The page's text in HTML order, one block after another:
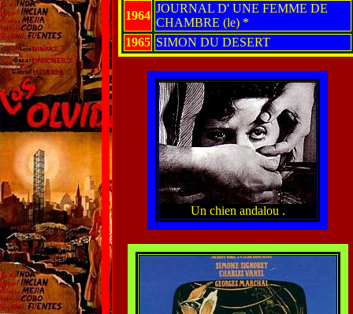
1964
JOURNAL D' UNE FEMME DE
CHAMBRE (le) *
1965 SIMON DU DESERT
Un chien andalou .